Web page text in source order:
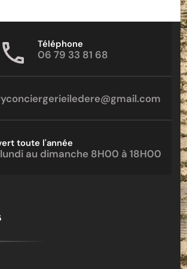
Téléphone
06 79 33 81 68
toute l'année
au dimanche 8H00 à 18H00